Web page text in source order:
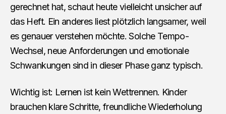
gerechnet hat, schaut heute vielleicht unsicher auf
das Heft. Ein anderes liest plötzlich langsamer, weil
es genauer verstehen möchte. Solche Tempo-
Wechsel, neue Anforderungen und emotionale
Schwankungen sind in dieser Phase ganz typisch.
Wichtig ist: Lernen ist kein Wettrennen. Kinder
brauchen klare Schritte, freundliche Wiederholung